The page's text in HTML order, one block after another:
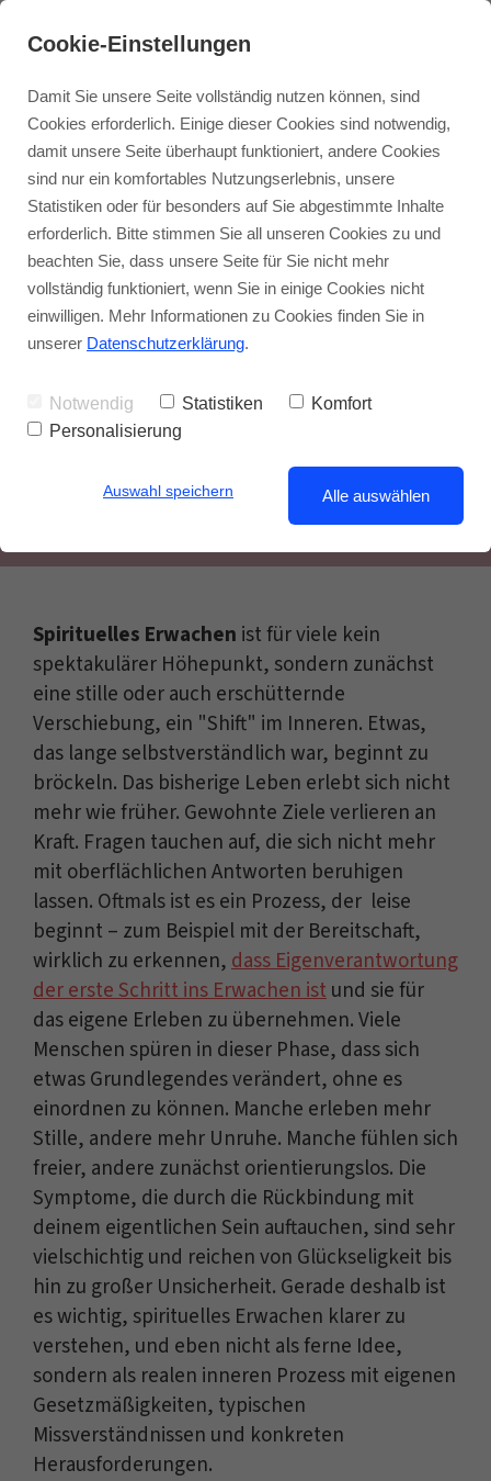
Gratis Webinar
Intensivkurs Erleuchtung
TAT-Ausbildung
Online Einstieg
T-Shirt-Shop
Bücher
Edition Erleuchtung
Erleuchtungskongresse
Spirituelles Erwachen
verstehen:
Anzeichen, Phasen,
Hindernisse und der wahre
Beginn des Weges
Spirituelles Erwachen ist für viele kein
spektakulärer Höhepunkt, sondern zunächst
eine stille oder auch erschütternde
Verschiebung, ein "Shift" im Inneren. Etwas,
das lange selbstverständlich war, beginnt zu
bröckeln. Das bisherige Leben erlebt sich nicht
mehr wie früher. Gewohnte Ziele verlieren an
Kraft. Fragen tauchen auf, die sich nicht mehr
mit oberflächlichen Antworten beruhigen
lassen. Oftmals ist es ein Prozess, der leise
beginnt – zum Beispiel mit der Bereitschaft,
wirklich zu erkennen,dass Eigenverantwortung
der erste Schritt ins Erwachen istund sie für
das eigene Erleben zu übernehmen. Viele
Menschen spüren in dieser Phase, dass sich
etwas Grundlegendes verändert, ohne es
einordnen zu können. Manche erleben mehr
Stille, andere mehr Unruhe. Manche fühlen sich
freier, andere zunächst orientierungslos. Die
Symptome, die durch die Rückbindung mit
deinem eigentlichen Sein auftauchen, sind sehr
vielschichtig und reichen von Glückseligkeit bis
hin zu großer Unsicherheit. Gerade deshalb ist
es wichtig, spirituelles Erwachen klarer zu
verstehen, und eben nicht als ferne Idee,
sondern als realen inneren Prozess mit eigenen
Gesetzmäßigkeiten, typischen
Missverständnissen und konkreten
Herausforderungen.
Cookie-Einstellungen
Damit Sie unsere Seite vollständig nutzen können, sind
Cookies erforderlich. Einige dieser Cookies sind notwendig,
damit unsere Seite überhaupt funktioniert, andere Cookies
sind nur ein komfortables Nutzungserlebnis, unsere
Statistiken oder für besonders auf Sie abgestimmte Inhalte
erforderlich. Bitte stimmen Sie all unseren Cookies zu und
beachten Sie, dass unsere Seite für Sie nicht mehr
vollständig funktioniert, wenn Sie in einige Cookies nicht
einwilligen. Mehr Informationen zu Cookies finden Sie in
unserer Datenschutzerklärung.
Notwendig Statistiken
Komfort
Personalisierung
Auswahl speichern Alle auswählen